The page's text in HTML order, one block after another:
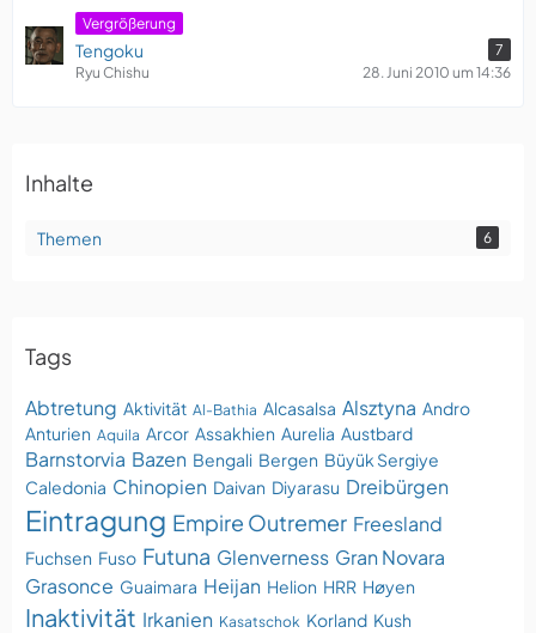
Vergrößerung
Tengoku
7
Ryu Chishu
28. Juni 2010 um 14:36
Inhalte
Themen 6
Tags
Abtretung Aktivität Al-Bathia Alcasalsa Alsztyna Andro
Anturien Aquila Arcor Assakhien Aurelia Austbard
Barnstorvia Bazen Bengali Bergen Büyük Sergiye
Caledonia Chinopien Daivan Diyarasu Dreibürgen
Eintragung Empire Outremer Freesland
Fuchsen Fuso Futuna Glenverness Gran Novara
Grasonce Guaimara Heijan Helion HRR Høyen
Inaktivität Irkanien Kasatschok Korland Kush